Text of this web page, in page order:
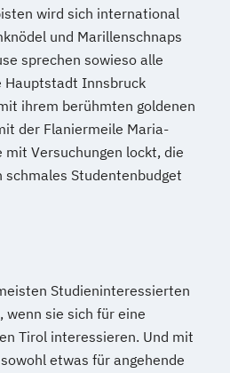
Europäische und
Slawistik
Soziologie
und politische Theorie
Welt
wird sich international
und Marillenschnaps
sprechen sowieso alle
Hauptstadt Innsbruck
ihrem berühmten goldenen
der Flaniermeile Maria-
Versuchungen lockt, die
schmales Studentenbudget
Studieninteressierten
sie sich für eine
Tirol interessieren. Und mit
etwas für angehende